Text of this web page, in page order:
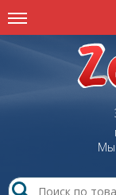
Мы